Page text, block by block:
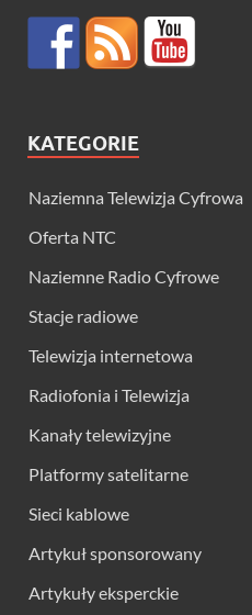
KATEGORIE
Naziemna Telewizja Cyfrowa
Oferta NTC
Naziemne Radio Cyfrowe
Stacje radiowe
Telewizja internetowa
Radiofonia i Telewizja
Kanały telewizyjne
Platformy satelitarne
Sieci kablowe
Artykuł sponsorowany
Artykuły eksperckie